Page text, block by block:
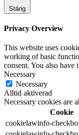
Stäng
Privacy Overview
This website uses
working of basic
consent. You also
Necessary
Necessary
Alltid aktiverad
Necessary cookies are
Cookie
cookielawinfo-